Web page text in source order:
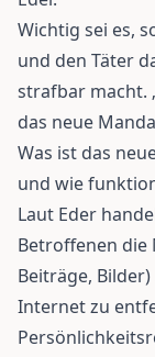
Wichtig sei es,
und den Täter
strafbar macht.
das neue
Was ist das
und wie
Laut Eder
Betroffenen die
Beiträge,
Internet zu